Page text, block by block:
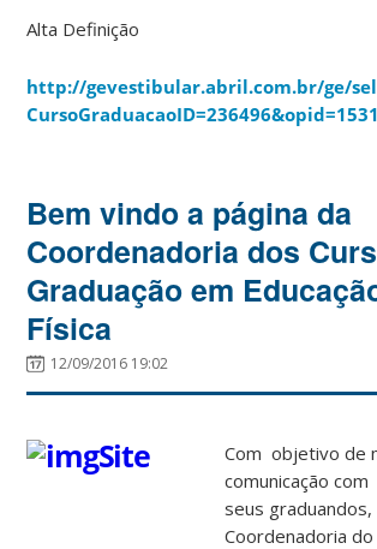
Alta Definição
http://gevestibular.abril.com.br/ge/
Bem vindo a página da
Coordenadoria dos
Graduação em
Física
12/09/2016 19:02
Com objetivo de
comunicação com
seus graduandos,
Coordenadoria